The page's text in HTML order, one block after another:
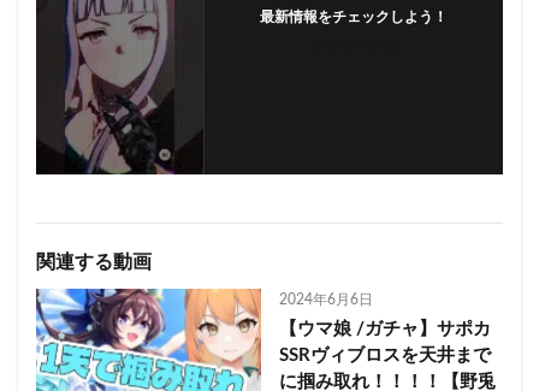
最新情報をチェックしよう！
関連する動画
2024年6月6日
【ウマ娘 /ガチャ】サポカ
SSRヴィブロスを天井まで
に掴み取れ！！！！【野兎